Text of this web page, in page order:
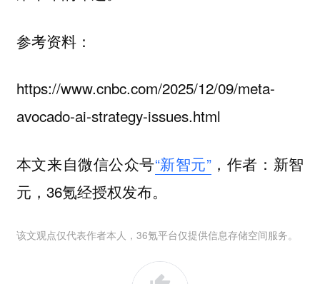
参考资料：
https://www.cnbc.com/2025/12/09/meta-
avocado-ai-strategy-issues.html
本文来自微信公众号“新智元”，作者：新智
元，36氪经授权发布。
该文观点仅代表作者本人，36氪平台仅提供信息存储空间服务。